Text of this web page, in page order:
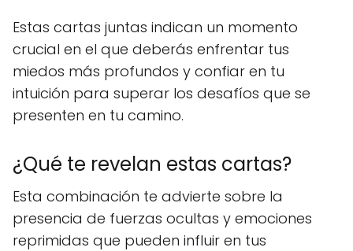
Estas cartas juntas indican un momento
crucial en el que deberás enfrentar tus
miedos más profundos y confiar en tu
intuición para superar los desafíos que se
presenten en tu camino.
¿Qué te revelan estas cartas?
Esta combinación te advierte sobre la
presencia de fuerzas ocultas y emociones
reprimidas que pueden influir en tus